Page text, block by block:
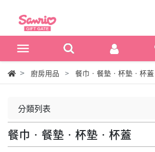
廚房用品 餐巾‧餐墊‧杯墊‧杯蓋
分類列表
餐巾‧餐墊‧杯墊‧杯蓋